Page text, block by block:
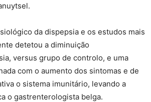
da dispepsia e os estudos mais
detetou a diminuição
versus grupo de controlo, e uma
com o aumento dos sintomas e de
o sistema imunitário, levando a
o gastrenterologista belga.